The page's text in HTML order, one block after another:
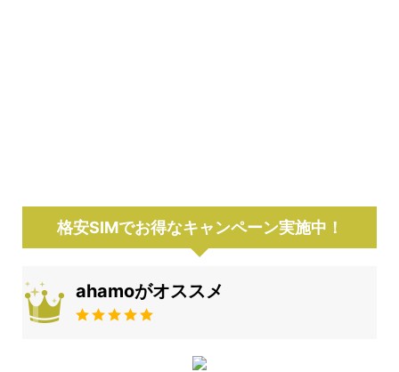
格安SIMでお得なキャンペーン実施中！
ahamoがオススメ